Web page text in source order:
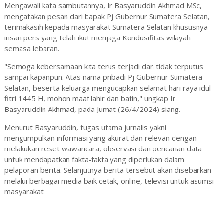
Mengawali kata sambutannya, Ir Basyaruddin Akhmad MSc,
mengatakan pesan dari bapak Pj Gubernur Sumatera Selatan,
terimakasih kepada masyarakat Sumatera Selatan khususnya
insan pers yang telah ikut menjaga Kondusifitas wilayah
semasa lebaran.
"Semoga kebersamaan kita terus terjadi dan tidak terputus
sampai kapanpun. Atas nama pribadi Pj Gubernur Sumatera
Selatan, beserta keluarga mengucapkan selamat hari raya idul
fitri 1445 H, mohon maaf lahir dan batin," ungkap Ir
Basyaruddin Akhmad, pada Jumat (26/4/2024) siang.
Menurut Basyaruddin, tugas utama jurnalis yakni
mengumpulkan informasi yang akurat dan relevan dengan
melakukan reset wawancara, observasi dan pencarian data
untuk mendapatkan fakta-fakta yang diperlukan dalam
pelaporan berita. Selanjutnya berita tersebut akan disebarkan
melalui berbagai media baik cetak, online, televisi untuk asumsi
masyarakat.